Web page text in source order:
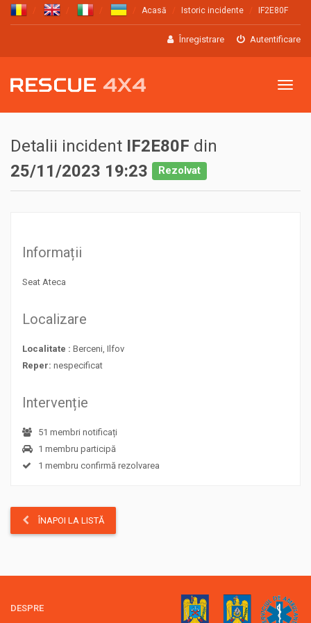
Acasă Istoric incidente IF2E80F
Înregistrare Autentificare
Meniu
Detalii incident IF2E80F din
25/11/2023 19:23
Rezolvat
Informații
Seat Ateca
Localizare
Localitate : Berceni, Ilfov
Reper: nespecificat
Intervenție
51 membri notificați
1 membru participă
1 membru confirmă rezolvarea
ÎNAPOI LA LISTĂ
DESPRE